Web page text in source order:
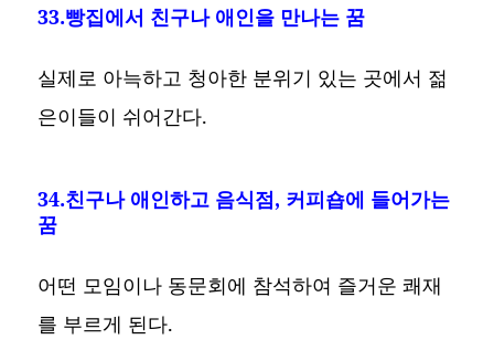
33.빵집에서 친구나 애인을 만나는 꿈
실제로 아늑하고 청아한 분위기 있는 곳에서 젊
은이들이 쉬어간다.
34.친구나 애인하고 음식점, 커피숍에 들어가는
꿈
어떤 모임이나 동문회에 참석하여 즐거운 쾌재
를 부르게 된다.